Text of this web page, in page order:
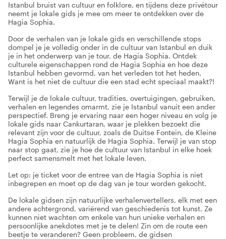
Istanbul bruist van cultuur en folklore, en tijdens deze privétour
neemt je lokale gids je mee om meer te ontdekken over de
Hagia Sophia.
Door de verhalen van je lokale gids en verschillende stops
dompel je je volledig onder in de cultuur van Istanbul en duik
je in het onderwerp van je tour, de Hagia Sophia. Ontdek
culturele eigenschappen rond de Hagia Sophia en hoe deze
Istanbul hebben gevormd, van het verleden tot het heden.
Want is het niet de cultuur die een stad echt speciaal maakt?!
Terwijl je de lokale cultuur, tradities, overtuigingen, gebruiken,
verhalen en legendes omarmt, zie je Istanbul vanuit een ander
perspectief. Breng je ervaring naar een hoger niveau en volg je
lokale gids naar Cankurtaran, waar je plekken bezoekt die
relevant zijn voor de cultuur, zoals de Duitse Fontein, de Kleine
Hagia Sophia en natuurlijk de Hagia Sophia. Terwijl je van stop
naar stop gaat, zie je hoe de cultuur van Istanbul in elke hoek
perfect samensmelt met het lokale leven.
Let op: je ticket voor de entree van de Hagia Sophia is niet
inbegrepen en moet op de dag van je tour worden gekocht.
De lokale gidsen zijn natuurlijke verhalenvertellers, elk met een
andere achtergrond, variërend van geschiedenis tot kunst. Ze
kunnen niet wachten om enkele van hun unieke verhalen en
persoonlijke anekdotes met je te delen! Zin om de route een
beetje te veranderen? Geen probleem, de gidsen